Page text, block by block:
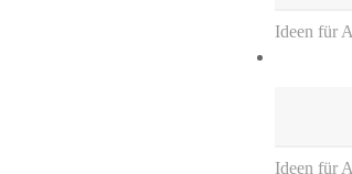
Ideen für
Ideen für